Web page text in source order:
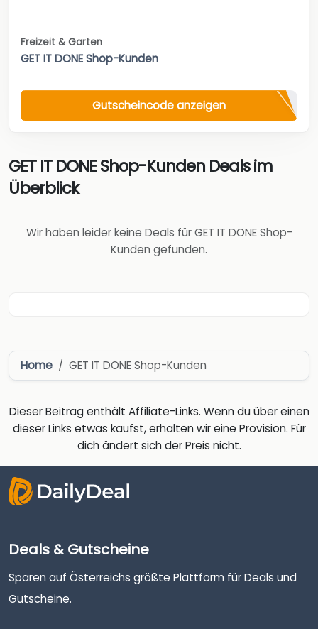
Freizeit & Garten
GET IT DONE Shop-Kunden
Gutscheincode anzeigen
GET IT DONE Shop-Kunden Deals im
Überblick
Wir haben leider keine Deals für GET IT DONE Shop-
Kunden gefunden.
Home GET IT DONE Shop-Kunden
Dieser Beitrag enthält Affiliate-Links. Wenn du über einen
dieser Links etwas kaufst, erhalten wir eine Provision. Für
dich ändert sich der Preis nicht.
Deals & Gutscheine
Sparen auf Österreichs größte Plattform für Deals und
Gutscheine.